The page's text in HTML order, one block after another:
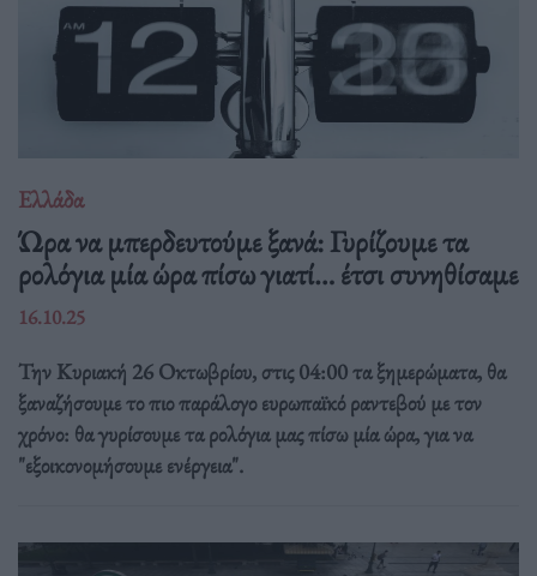
Ελλάδα
Ώρα να μπερδευτούμε ξανά: Γυρίζουμε τα
ρολόγια μία ώρα πίσω γιατί… έτσι συνηθίσαμε
16.10.25
Την Κυριακή 26 Οκτωβρίου, στις 04:00 τα ξημερώματα, θα
ξαναζήσουμε το πιο παράλογο ευρωπαϊκό ραντεβού με τον
χρόνο: θα γυρίσουμε τα ρολόγια μας πίσω μία ώρα, για να
"εξοικονομήσουμε ενέργεια".